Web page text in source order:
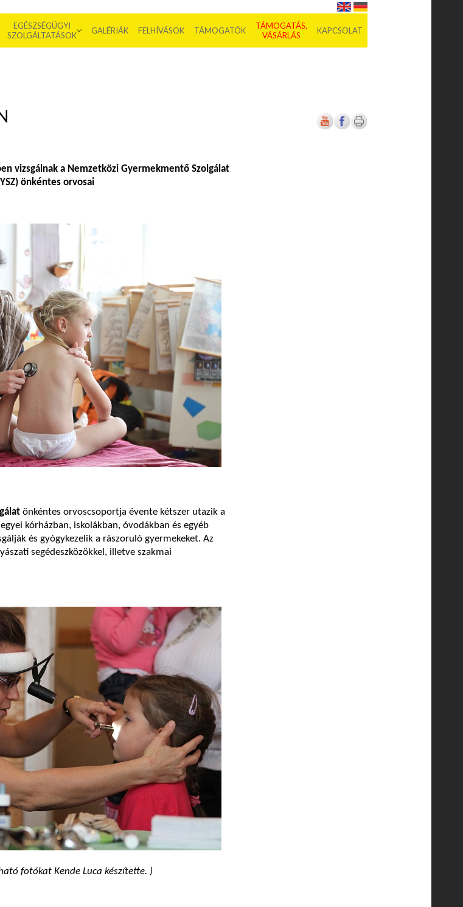
EGÉSZSÉGÜGYI
SZOLGÁLTATÁSOK
GALÉRIÁK FELHÍVÁSOK TÁMOGATÓK
TÁMOGATÁS,
VÁSÁRLÁS
KAPCSOLAT
vizsgálnak a Nemzetközi Gyermekmentő Szolgálat
önkéntes orvosai
önkéntes orvoscsoportja évente kétszer utazik a
kórházban, iskolákban, óvodákban és egyéb
és gyógykezelik a rászoruló gyermekeket. Az
segédeszközökkel, illetve szakmai
fotókat Kende Luca készítette. )